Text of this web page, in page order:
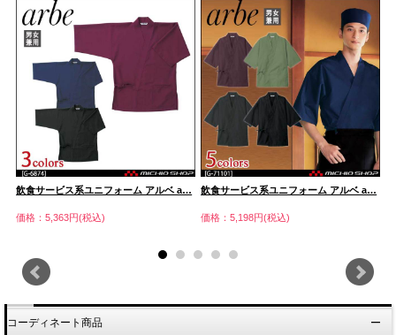
飲食サービス系ユニフォーム アルベ a…
価格：5,363円(税込)
飲食サービス系ユニフォーム アルベ a…
価格：5,198円(税込)
コーディネート商品